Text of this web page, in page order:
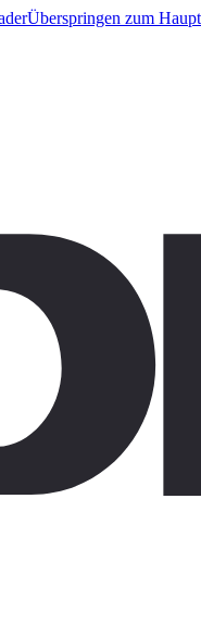
Überspringen zum